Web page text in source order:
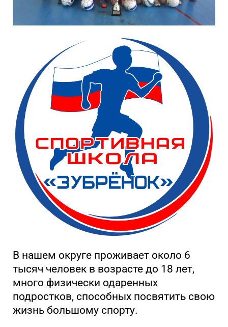
В нашем округе проживает около 6
тысяч человек в возрасте до 18 лет,
много физически одаренных
подростков, способных посвятить свою
жизнь большому спорту.